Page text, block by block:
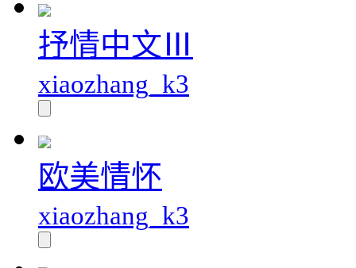
抒情中文Ⅲ
xiaozhang_k3
欧美情怀
xiaozhang_k3